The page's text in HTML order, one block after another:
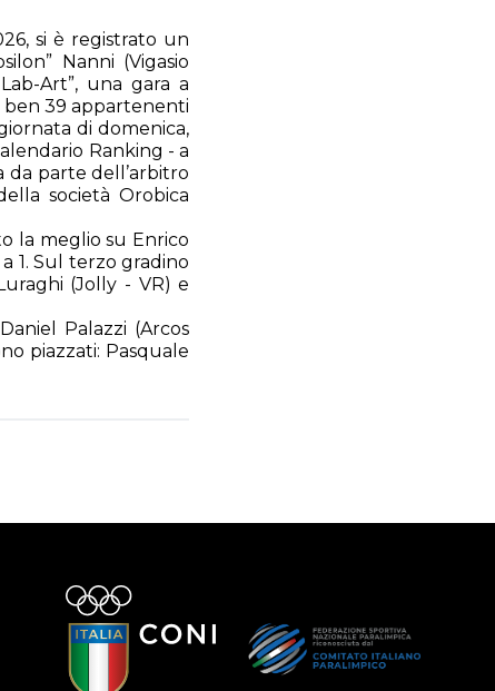
si è registrato un
Nanni (Vigasio
Art”, una gara a
39 appartenenti
di domenica,
Ranking - a
da parte dell’arbitro
società Orobica
la meglio su Enrico
1. Sul terzo gradino
(Jolly - VR) e
Palazzi (Arcos
piazzati: Pasquale